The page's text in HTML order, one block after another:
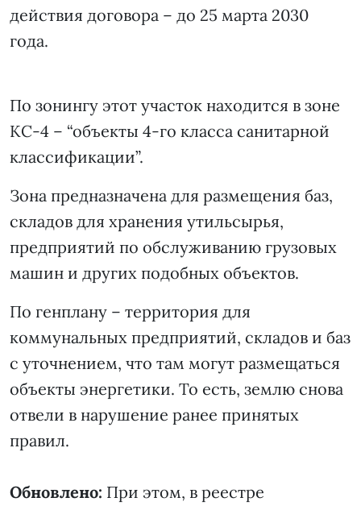
действия договора – до 25 марта 2030
года.
По зонингу этот участок находится в зоне
КС-4 – “объекты 4-го класса санитарной
классификации”.
Зона предназначена для размещения баз,
складов для хранения утильсырья,
предприятий по обслуживанию грузовых
машин и других подобных объектов.
По генплану – территория для
коммунальных предприятий, складов и баз
с уточнением, что там могут размещаться
объекты энергетики. То есть, землю снова
отвели в нарушение ранее принятых
правил.
Обновлено: При этом, в реестре